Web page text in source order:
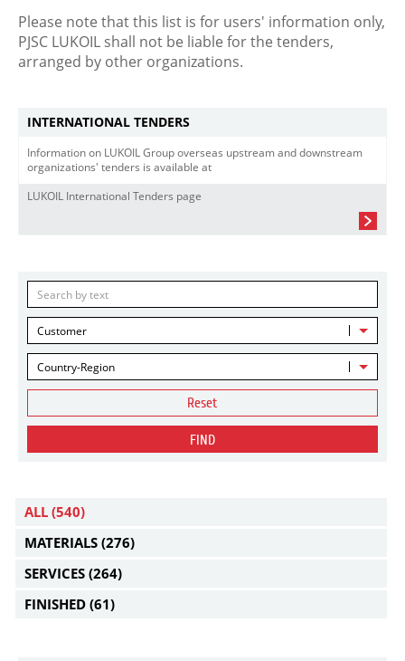
Please note that this list is for users' information only,
PJSC LUKOIL shall not be liable for the tenders,
arranged by other organizations.
INTERNATIONAL TENDERS
Information on LUKOIL Group overseas upstream and downstream
organizations' tenders is available at
LUKOIL International Tenders page
Customer
Country-Region
Reset
FIND
ALL (540)
MATERIALS (276)
SERVICES (264)
FINISHED (61)